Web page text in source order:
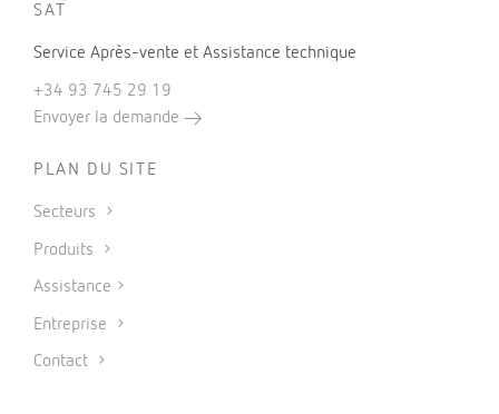
SAT
Service Après-vente et Assistance technique
+34 93 745 29 19
Envoyer la demande
PLAN DU SITE
Secteurs
Produits
Assistance
Entreprise
Contact